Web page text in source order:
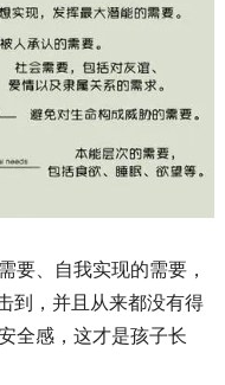
要、自我实现的需要，
到，并且从来都没有得
全感，这才是孩子长